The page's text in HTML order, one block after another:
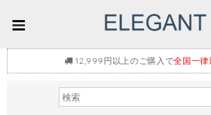
12,999円以上のご購入で全国一律